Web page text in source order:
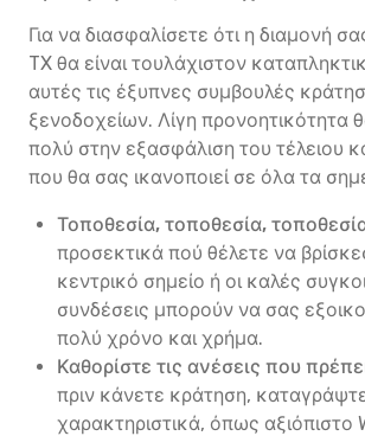
Για να διασφαλίσετε ότι η διαμονή
TX θα είναι τουλάχιστον
αυτές τις έξυπνες συμβουλές
ξενοδοχείων. Λίγη προνοητικότητα
πολύ στην εξασφάλιση του τέλειου
που θα σας ικανοποιεί σε όλα τα
Τοποθεσία, τοποθεσία,
προσεκτικά πού θέλετε να
κεντρικό σημείο ή οι καλές
συνδέσεις μπορούν να σας
πολύ χρόνο και χρήμα.
Καθορίστε τις ανέσεις που
πριν κάνετε κράτηση,
χαρακτηριστικά, όπως αξιόπιστο